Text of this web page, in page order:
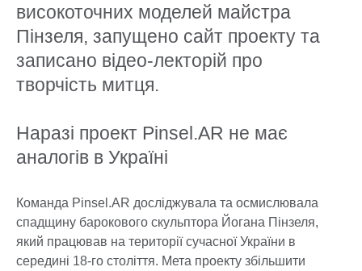
високоточних моделей майстра
Пінзеля, запущено сайт проекту та
записано відео-лекторій про
творчість митця.
Наразі проект Pinsel.AR не має
аналогів в Україні
Команда Pinsel.AR досліджувала та осмислювала
спадщину барокового скульптора Йогана Пінзеля,
який працював на території сучасної України в
середині 18-го століття. Мета проекту збільшити